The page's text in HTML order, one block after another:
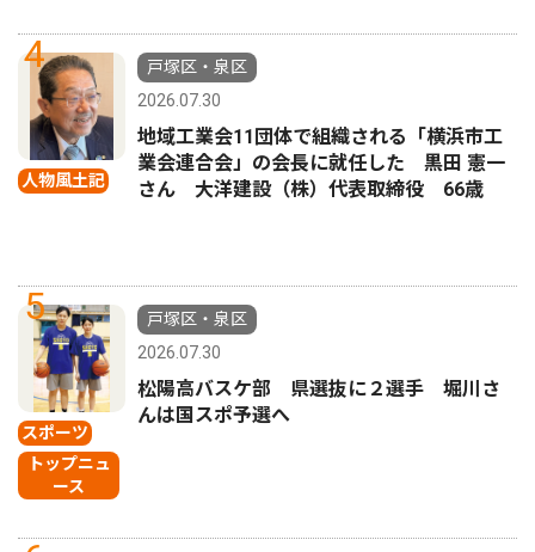
4
人物風土記
戸塚区・泉区
2026.07.30
地域工業会11団体で組織される「横浜市工
業会連合会」の会長に就任した 黒田 憲一
さん 大洋建設（株）代表取締役 66歳
5
スポーツ
トップニュ
ース
戸塚区・泉区
2026.07.30
松陽高バスケ部 県選抜に２選手 堀川さ
んは国スポ予選へ